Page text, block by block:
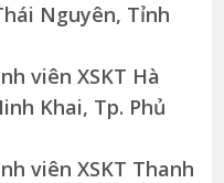
Nguyên, Tỉnh
viên XSKT Hà
Khai, Tp. Phủ
viên XSKT Thanh